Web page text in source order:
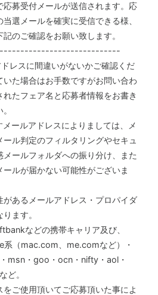
応募受付メールが送信されます。応
選メールを確実に受信できる様、
のご確認をお願い致します。
レスに間違いがないかご確認くだ
いた場合はお手数ですがお問い合わ
たフェア名と応募者情報をお書き
ールアドレスによりましては、メ
ル判定のフィルタリングやセキュ
メールフォルダへの振り分け、また
ルが届かない可能性がございま
があるメールアドレス・プロパイダ
ます。
などの携帯キャリア及び、
（mac.com、me.comなど）・
msn・goo・ocn・nifty・aol・
ど。
ご使用頂いてご応募頂いた事によ